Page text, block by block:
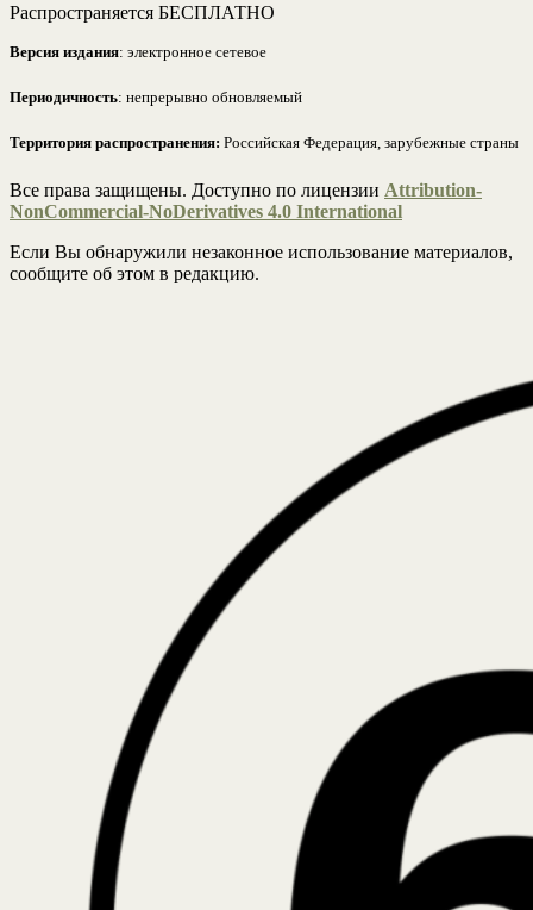
Распространяется БЕСПЛАТНО
Версия издания: электронное сетевое
Периодичность: непрерывно обновляемый
Территория распространения: Российская Федерация, зарубежные страны
Все права защищены. Доступно по лицензии Attribution-
NonCommercial-NoDerivatives 4.0 International
Если Вы обнаружили незаконное использование материалов,
сообщите об этом в редакцию.